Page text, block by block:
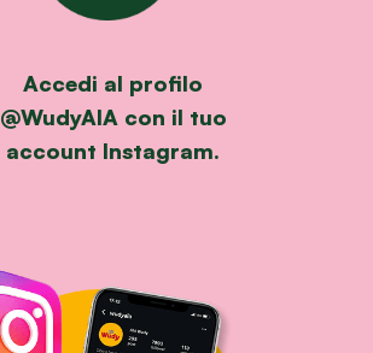
Accedi al profilo
@WudyAIA con il tuo
account Instagram.